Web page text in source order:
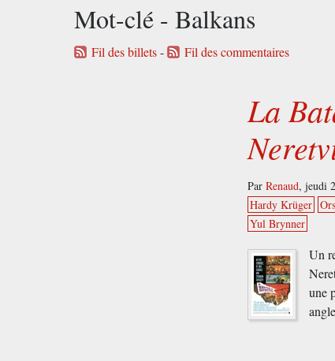
Mot-clé - Balkans
Fil des billets- Fil des commentaires
La
ParRenaud,jeudi
Hardy Krüger
Yul Brynner
Un
une